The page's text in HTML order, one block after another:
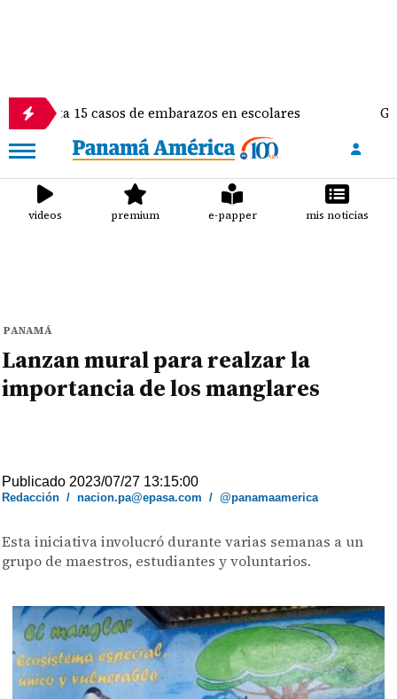
casos de embarazos en escolares Gimnasta
videos premium e-papper mis noticias
PANAMÁ
Lanzan mural para realzar la
importancia de los manglares
Publicado 2023/07/27 13:15:00
Redacción /nacion.pa@epasa.com /@panamaamerica
Esta iniciativa involucró durante varias semanas a un
grupo de maestros, estudiantes y voluntarios.